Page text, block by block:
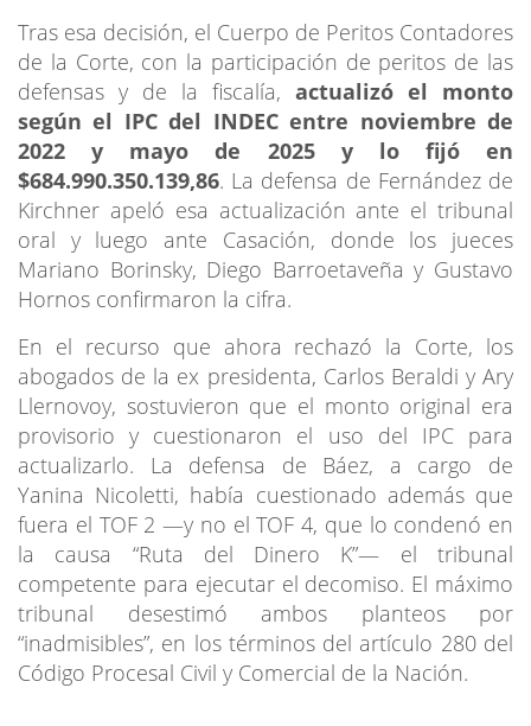
Tras esa decisión, el Cuerpo de Peritos Contadores
de la Corte, con la participación de peritos de las
defensas y de la fiscalía, actualizó el monto
según el IPC del INDEC entre noviembre de
2022 y mayo de 2025 y lo fijó en
$684.990.350.139,86. La defensa de Fernández de
Kirchner apeló esa actualización ante el tribunal
oral y luego ante Casación, donde los jueces
Mariano Borinsky, Diego Barroetaveña y Gustavo
Hornos confirmaron la cifra.
En el recurso que ahora rechazó la Corte, los
abogados de la ex presidenta, Carlos Beraldi y Ary
Llernovoy, sostuvieron que el monto original era
provisorio y cuestionaron el uso del IPC para
actualizarlo. La defensa de Báez, a cargo de
Yanina Nicoletti, había cuestionado además que
fuera el TOF 2 —y no el TOF 4, que lo condenó en
la causa “Ruta del Dinero K”— el tribunal
competente para ejecutar el decomiso. El máximo
tribunal desestimó ambos planteos por
“inadmisibles”, en los términos del artículo 280 del
Código Procesal Civil y Comercial de la Nación.